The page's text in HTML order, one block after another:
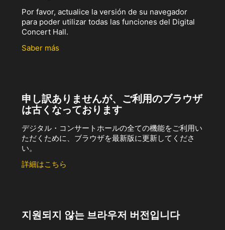
Por favor, actualice la versión de su navegador
para poder utilizar todas las funciones del Digital
Concert Hall.
Saber más
申し訳ありませんが、ご利用のブラウザ
は古くなっております
デジタル・コンサートホールの全ての機能をご利用い
ただくために、ブラウザを最新版に更新してくださ
い。
詳細はこちら
지원되지 않는 브라우저 버전입니다